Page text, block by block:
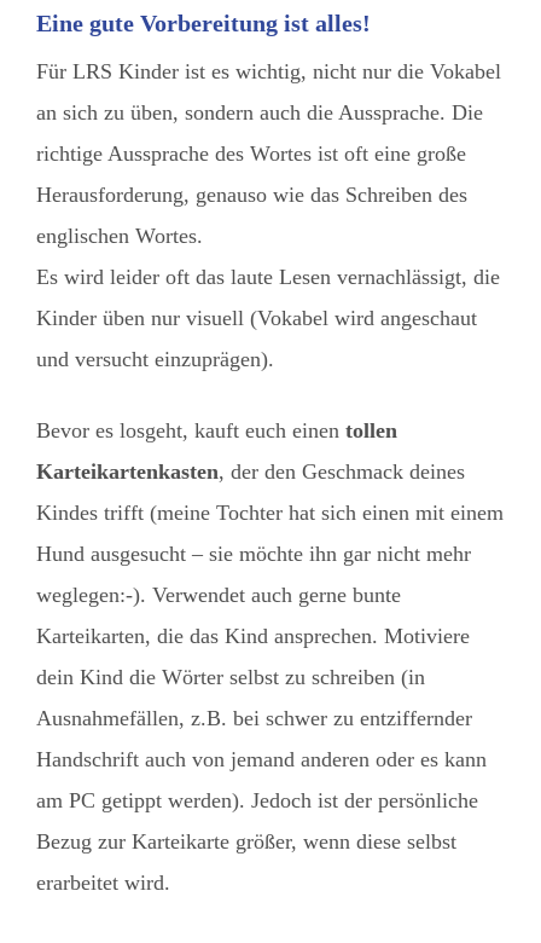
Eine gute Vorbereitung ist alles!
Für LRS Kinder ist es wichtig, nicht nur die Vokabel
an sich zu üben, sondern auch die Aussprache. Die
richtige Aussprache des Wortes ist oft eine große
Herausforderung, genauso wie das Schreiben des
englischen Wortes.
Es wird leider oft das laute Lesen vernachlässigt, die
Kinder üben nur visuell (Vokabel wird angeschaut
und versucht einzuprägen).
Bevor es losgeht, kauft euch einen tollen
Karteikartenkasten, der den Geschmack deines
Kindes trifft (meine Tochter hat sich einen mit einem
Hund ausgesucht – sie möchte ihn gar nicht mehr
weglegen:-). Verwendet auch gerne bunte
Karteikarten, die das Kind ansprechen. Motiviere
dein Kind die Wörter selbst zu schreiben (in
Ausnahmefällen, z.B. bei schwer zu entziffernder
Handschrift auch von jemand anderen oder es kann
am PC getippt werden). Jedoch ist der persönliche
Bezug zur Karteikarte größer, wenn diese selbst
erarbeitet wird.